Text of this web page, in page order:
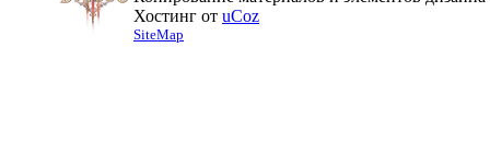
Хостинг от uCoz
SiteMap